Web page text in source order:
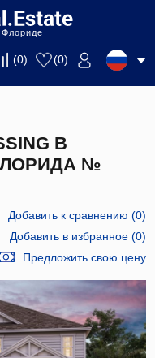
(0) (0)
В
№
Добавить к сравнению (0)
Добавить в избранное(0)
Предложить свою цену